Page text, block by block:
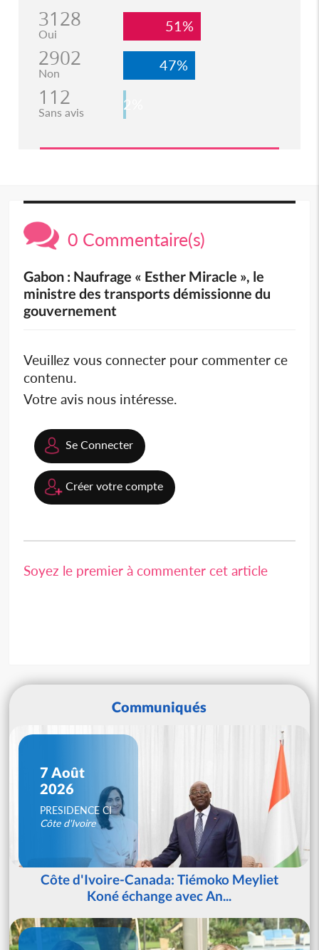
3128
Oui 51%
2902
Non 47%
112
Sans avis 2%
0 Commentaire(s)
Gabon : Naufrage « Esther Miracle », le
ministre des transports démissionne du
gouvernement
Veuillez vous connecter pour commenter ce
contenu.
Votre avis nous intéresse.
Se Connecter
Créer votre compte
Soyez le premier à commenter cet article
Communiqués
7 Août
2026
PRESIDENCE CI
Côte d'Ivoire
Côte d'Ivoire-Canada: Tiémoko Meyliet
Koné échange avec An...